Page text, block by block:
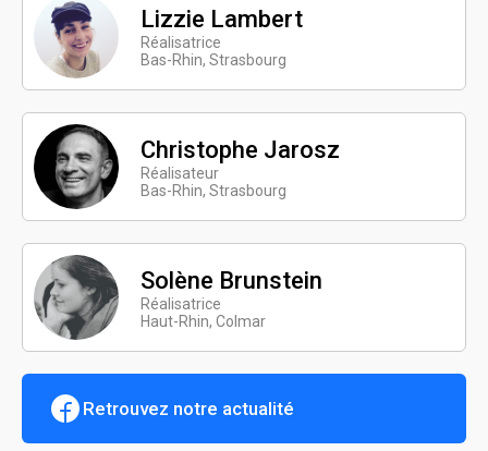
Lizzie Lambert
Réalisatrice
Bas-Rhin, Strasbourg
Christophe Jarosz
Réalisateur
Bas-Rhin, Strasbourg
Solène Brunstein
Réalisatrice
Haut-Rhin, Colmar
Retrouvez notre actualité